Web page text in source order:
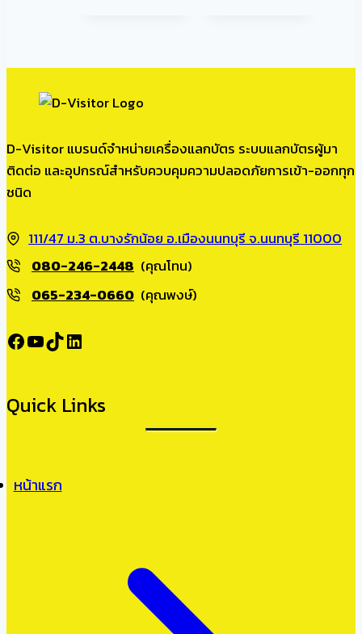
D-Visitor แบรนด์จำหน่ายเครื่องแลกบัตร ระบบแลกบัตรผู้มา
ติดต่อ และอุปกรณ์สำหรับควบคุมความปลอดภัยการเข้า-ออกทุก
ชนิด
111/47 ม.3 ต.บางรักน้อย อ.เมืองนนทบุรี จ.นนทบุรี 11000
080-246-2448 (คุณโทน)
065-234-0660 (คุณพงษ์)
Facebook
YouTube
TikTokLinkedIn
Quick Links
หน้าแรก